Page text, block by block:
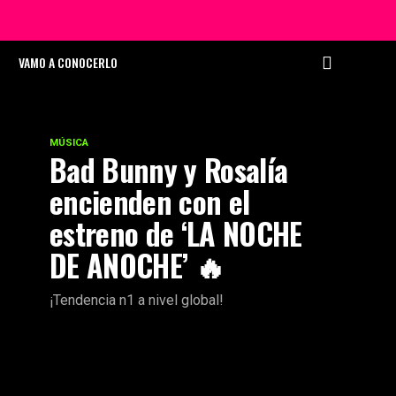
VAMO A CONOCERLO
MÚSICA
Bad Bunny y Rosalía
encienden con el
estreno de ‘LA NOCHE
DE ANOCHE’ 🔥
¡Tendencia n1 a nivel global!